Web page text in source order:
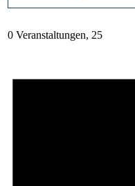
0 Veranstaltungen, 25